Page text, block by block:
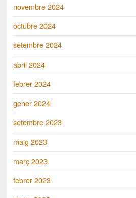
novembre 2024
octubre 2024
setembre 2024
abril 2024
febrer 2024
gener 2024
setembre 2023
maig 2023
març 2023
febrer 2023